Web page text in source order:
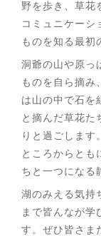
野を歩き、草花
コミュニケーシ
ものを知る最初
洞爺の山や原っ
ものを自ら摘み
は山の中で石を
と摘んだ草花た
りと過ごします
ところからとも
ちと一つになる
湖のみえる気持
まで皆んなが学
す。ぜひ皆さま